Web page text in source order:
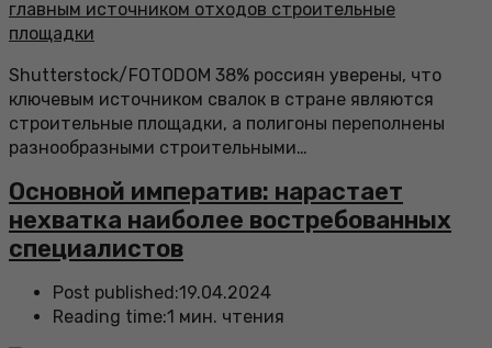
Shutterstock/FOTODOM 38% россиян уверены, что
ключевым источником свалок в стране являются
строительные площадки, а полигоны переполнены
разнообразными строительными…
Основной императив: нарастает
нехватка наиболее востребованных
специалистов
Post published:19.04.2024
Reading time:1 мин. чтения